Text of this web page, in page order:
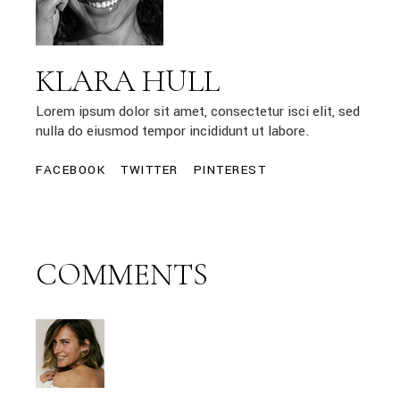
KLARA HULL
Lorem ipsum dolor sit amet, consectetur isci elit, sed
nulla do eiusmod tempor incididunt ut labore.
FACEBOOK TWITTER PINTEREST
COMMENTS